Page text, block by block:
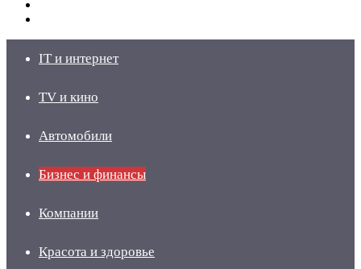
IT и интернет
TV и кино
Автомобили
Бизнес и финансы
Компании
Красота и здоровье